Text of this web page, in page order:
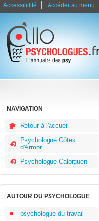
Accessibilité Accéder au menu
NAVIGATION
Retour à l'accueil
Psychologue Côtes
d'Armor
Psychologue Calorguen
AUTOUR DU PSYCHOLOGUE
psychologue du travail